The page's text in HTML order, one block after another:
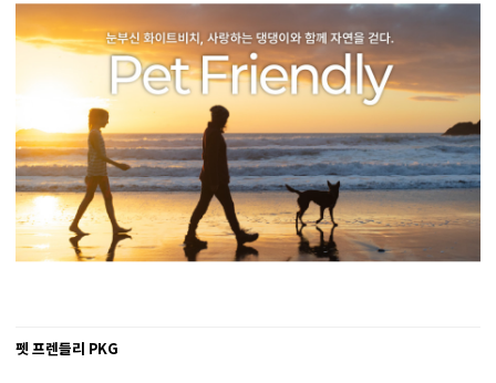
펫 프렌들리 PKG